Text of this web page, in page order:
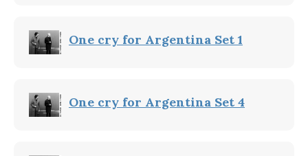
One cry for Argentina Set 1
One cry for Argentina Set 4